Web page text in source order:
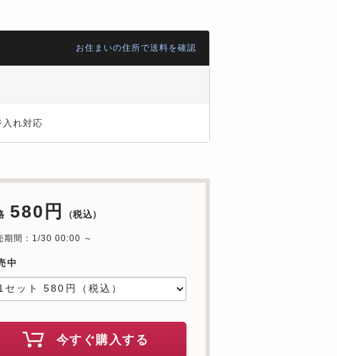
お住まいの住所で送料を確認
入れ対応
580円 （税込）
期間：1/30 00:00 ～
中
今すぐ購入する